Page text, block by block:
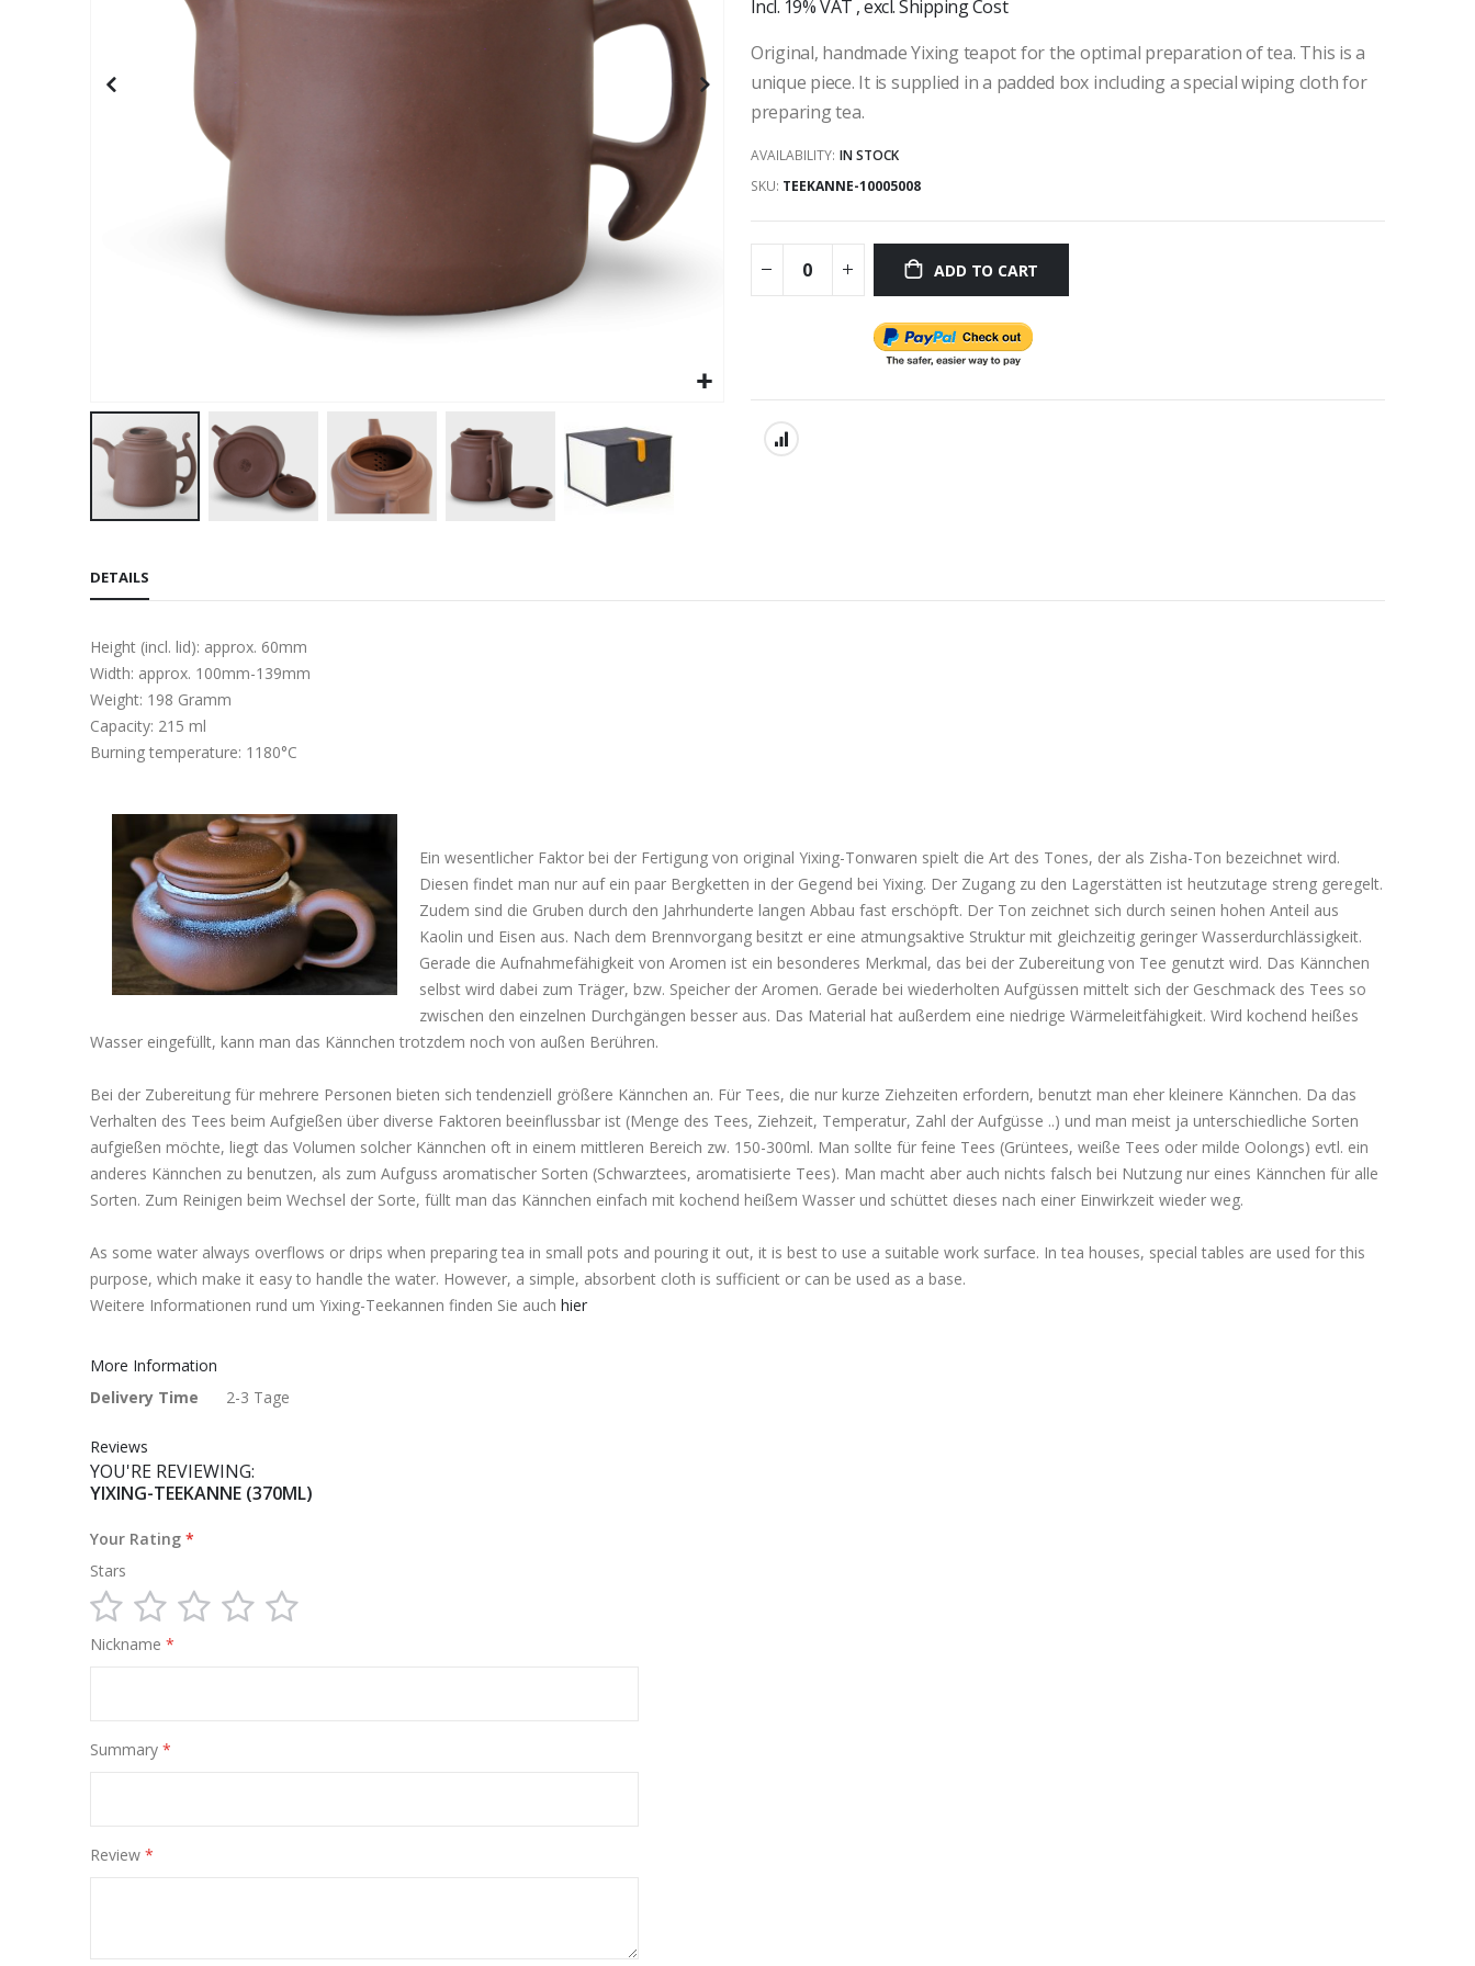
the
of
the
images
gallery
Incl. 19% VAT ,excl.Shipping Cost
Original, handmade Yixing teapot for the optimal preparation of tea. This is a
unique piece. It is supplied in a padded box including a special wiping cloth for
preparing tea.
AVAILABILITY: IN STOCK
SKU TEEKANNE-10005008
ADD TO CART
DETAILS
Height (incl. lid): approx. 60mm
Width: approx. 100mm-139mm
Weight: 198 Gramm
Capacity: 215 ml
Burning temperature: 1180°C
Ein wesentlicher Faktor bei der Fertigung von original Yixing-Tonwaren spielt die Art des Tones, der als Zisha-Ton bezeichnet wird.
Diesen findet man nur auf ein paar Bergketten in der Gegend bei Yixing. Der Zugang zu den Lagerstätten ist heutzutage streng geregelt.
Zudem sind die Gruben durch den Jahrhunderte langen Abbau fast erschöpft. Der Ton zeichnet sich durch seinen hohen Anteil aus
Kaolin und Eisen aus. Nach dem Brennvorgang besitzt er eine atmungsaktive Struktur mit gleichzeitig geringer Wasserdurchlässigkeit.
Gerade die Aufnahmefähigkeit von Aromen ist ein besonderes Merkmal, das bei der Zubereitung von Tee genutzt wird. Das Kännchen
selbst wird dabei zum Träger, bzw. Speicher der Aromen. Gerade bei wiederholten Aufgüssen mittelt sich der Geschmack des Tees so
zwischen den einzelnen Durchgängen besser aus. Das Material hat außerdem eine niedrige Wärmeleitfähigkeit. Wird kochend heißes
Wasser eingefüllt, kann man das Kännchen trotzdem noch von außen Berühren.
Bei der Zubereitung für mehrere Personen bieten sich tendenziell größere Kännchen an. Für Tees, die nur kurze Ziehzeiten erfordern, benutzt man eher kleinere Kännchen. Da das
Verhalten des Tees beim Aufgießen über diverse Faktoren beeinflussbar ist (Menge des Tees, Ziehzeit, Temperatur, Zahl der Aufgüsse ..) und man meist ja unterschiedliche Sorten
aufgießen möchte, liegt das Volumen solcher Kännchen oft in einem mittleren Bereich zw. 150-300ml. Man sollte für feine Tees (Grüntees, weiße Tees oder milde Oolongs) evtl. ein
anderes Kännchen zu benutzen, als zum Aufguss aromatischer Sorten (Schwarztees, aromatisierte Tees). Man macht aber auch nichts falsch bei Nutzung nur eines Kännchen für alle
Sorten. Zum Reinigen beim Wechsel der Sorte, füllt man das Kännchen einfach mit kochend heißem Wasser und schüttet dieses nach einer Einwirkzeit wieder weg.
As some water always overflows or drips when preparing tea in small pots and pouring it out, it is best to use a suitable work surface. In tea houses, special tables are used for this
purpose, which make it easy to handle the water. However, a simple, absorbent cloth is sufficient or can be used as a base.
Weitere Informationen rund um Yixing-Teekannen finden Sie auch hier
More Information
More
Delivery Time 2-3 Tage
Reviews
YOU'RE REVIEWING:
YIXING-TEEKANNE (370ML)
Your Rating
Stars
12345Nickname
Summary
Review